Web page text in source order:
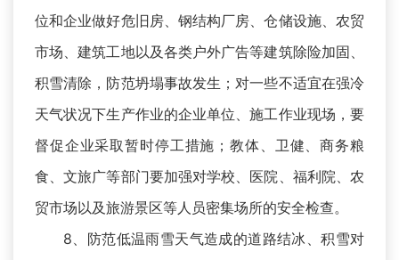
位和企业做好危旧房、钢结构厂房、仓储设施、农贸
市场、建筑工地以及各类户外广告等建筑除险加固、
积雪清除，防范坍塌事故发生；对一些不适宜在强冷
天气状况下生产作业的企业单位、施工作业现场，要
督促企业采取暂时停工措施；教体、卫健、商务粮
食、文旅广等部门要加强对学校、医院、福利院、农
贸市场以及旅游景区等人员密集场所的安全检查。
8、防范低温雨雪天气造成的道路结冰、积雪对